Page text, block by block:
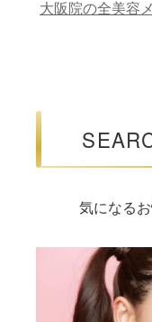
大阪院の全美容
気になる